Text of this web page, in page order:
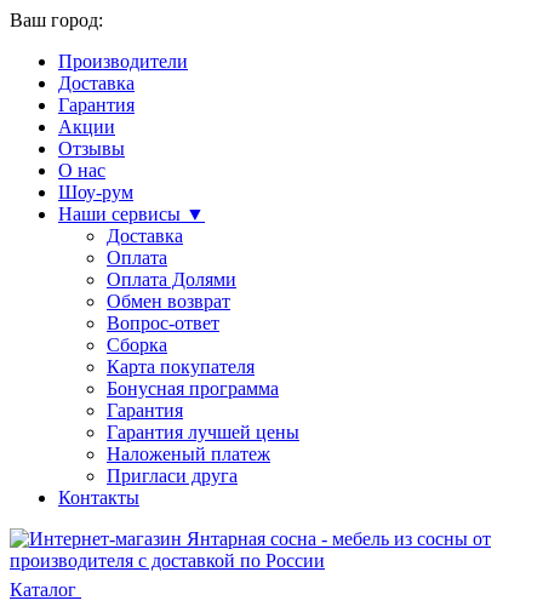
Ваш город:
Производители
Доставка
Гарантия
Акции
Отзывы
О нас
Шоу-рум
Наши сервисы ▼
Доставка
Оплата
Оплата Долями
Обмен возврат
Вопрос-ответ
Сборка
Карта покупателя
Бонусная программа
Гарантия
Гарантия лучшей цены
Наложеный платеж
Пригласи друга
Контакты
Каталог